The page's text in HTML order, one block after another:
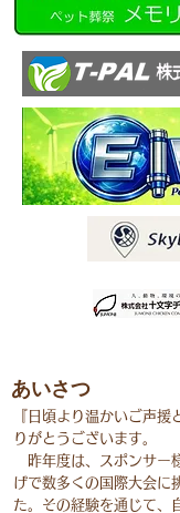
あいさつ
『日頃より温かいご声援
りがとうございます。
昨年度は、スポンサー
げで数多くの国際大会に
た。その経験を通じて、